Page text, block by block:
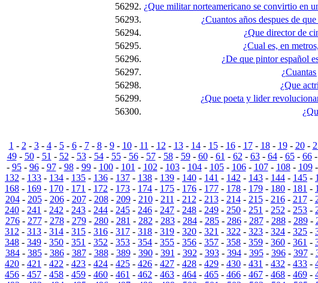
56292. ¿Que militar norteamericano se convirtio en
56293.
¿Cuantos años despues de
56294.
¿Que director de
56295.
¿Cual es, en
56296.
¿De que pintor español
56297.
56298.
¿Que
56299.
¿Que poeta y lider
56300.
1 - 2 - 3- 4- 5- 6- 7- 8- 9- 10- 11 - 12 - 13- 14- 15- 16- 17- 18- 19- 20-
49- 50- 51 - 52 - 53- 54- 55- 56- 57- 58- 59- 60- 61 - 62 - 63- 64- 65- 66-
- 95- 96- 97- 98- 99- 100- 101 - 102 - 103- 104- 105- 106- 107- 108- 109-
132 - 133 - 134 - 135 - 136 - 137 - 138 - 139 - 140 - 141 - 142 - 143 - 144 - 145 -
168 - 169 - 170 - 171 - 172 - 173 - 174 - 175 - 176 - 177 - 178 - 179 - 180 - 181 -
204- 205- 206- 207- 208- 209- 210- 211 - 212 - 213- 214- 215- 216- 217-
240 - 241 - 242 - 243 - 244 - 245 - 246 - 247 - 248 - 249 - 250 - 251 - 252 - 253 -
276- 277- 278- 279- 280- 281 - 282 - 283- 284- 285- 286- 287- 288- 289-
312 - 313 - 314 - 315 - 316 - 317 - 318 - 319 - 320 - 321 - 322 - 323 - 324 - 325 -
348 - 349 - 350 - 351 - 352 - 353 - 354 - 355 - 356 - 357 - 358 - 359 - 360 - 361 -
384- 385- 386- 387- 388- 389- 390- 391 - 392 - 393- 394- 395- 396- 397-
420 - 421 - 422 - 423 - 424 - 425 - 426 - 427 - 428 - 429 - 430 - 431 - 432 - 433 -
456 - 457 - 458 - 459 - 460 - 461 - 462 - 463 - 464 - 465 - 466 - 467 - 468 - 469 -